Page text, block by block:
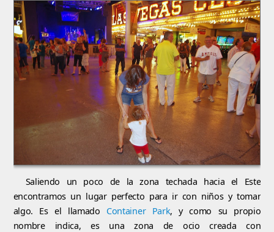
Saliendo un poco de la zona techada hacia el Este
encontramos un lugar perfecto para ir con niños y tomar
algo. Es el llamado Container Park, y como su propio
nombre indica, es una zona de ocio creada con